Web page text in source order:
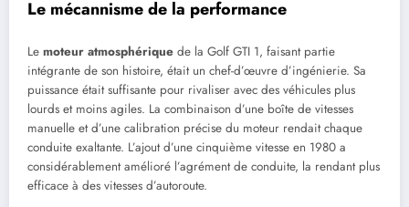
Le mécannisme de la performance
Le moteur atmosphérique de la Golf GTI 1, faisant partie
intégrante de son histoire, était un chef-d’œuvre d’ingénierie. Sa
puissance était suffisante pour rivaliser avec des véhicules plus
lourds et moins agiles. La combinaison d’une boîte de vitesses
manuelle et d’une calibration précise du moteur rendait chaque
conduite exaltante. L’ajout d’une cinquième vitesse en 1980 a
considérablement amélioré l’agrément de conduite, la rendant plus
efficace à des vitesses d’autoroute.